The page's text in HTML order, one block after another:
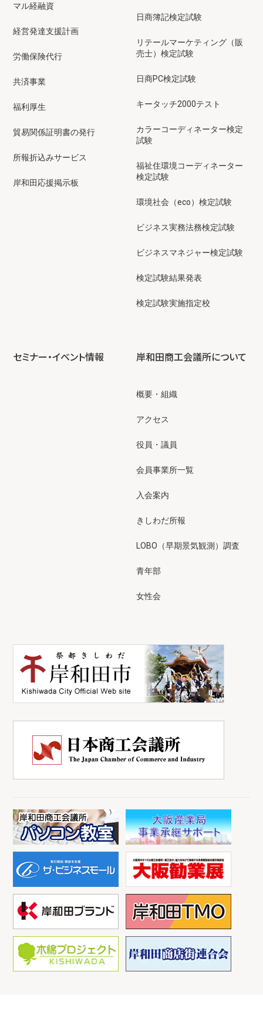
マル経融資
経営発達支援計画
労働保険代行
共済事業
福利厚生
貿易関係証明書の発行
所報折込みサービス
岸和田応援掲示板
日商簿記検定試験
リテールマーケティング（販
売士）検定試験
日商PC検定試験
キータッチ2000テスト
カラーコーディネーター検定
試験
福祉住環境コーディネーター
検定試験
環境社会（eco）検定試験
ビジネス実務法務検定試験
ビジネスマネジャー検定試験
検定試験結果発表
検定試験実施指定校
セミナー・イベント情報 岸和田商工会議所について
概要・組織
アクセス
役員・議員
会員事業所一覧
入会案内
きしわだ所報
LOBO（早期景気観測）調査
青年部
女性会